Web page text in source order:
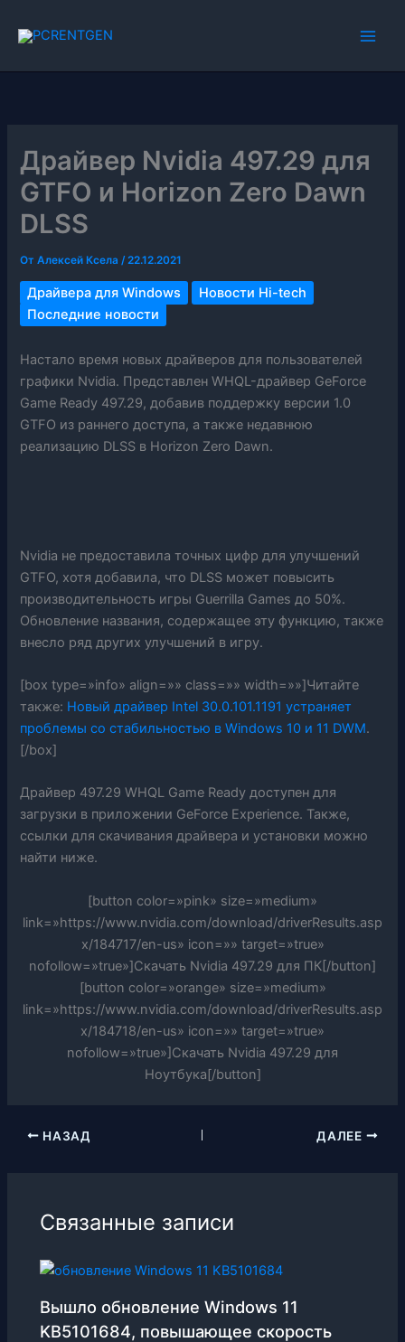
Драйвер Nvidia 497.29 для
GTFO и Horizon Zero Dawn
DLSS
ОтАлексей Ксела/22.12.2021
Драйвера для Windows
Новости Hi-tech
Последние новости
Настало время новых драйверов для пользователей
графики Nvidia. Представлен WHQL-драйвер GeForce
Game Ready 497.29, добавив поддержку версии 1.0
GTFO из раннего доступа, а также недавнюю
реализацию DLSS в Horizon Zero Dawn.
Nvidia не предоставила точных цифр для улучшений
GTFO, хотя добавила, что DLSS может повысить
производительность игры Guerrilla Games до 50%.
Обновление названия, содержащее эту функцию, также
внесло ряд других улучшений в игру.
[box type=»info» align=»» class=»» width=»»]Читайте
также: Новый драйвер Intel 30.0.101.1191 устраняет
проблемы со стабильностью в Windows 10 и 11 DWM.
[/box]
Драйвер 497.29 WHQL Game Ready доступен для
загрузки в приложении GeForce Experience. Также,
ссылки для скачивания драйвера и установки можно
найти ниже.
[button color=»pink» size=»medium»
link=»https://www.nvidia.com/download/driverResults.asp
x/184717/en-us» icon=»» target=»true»
nofollow=»true»]Скачать Nvidia 497.29 для ПК[/button]
[button color=»orange» size=»medium»
link=»https://www.nvidia.com/download/driverResults.asp
x/184718/en-us» icon=»» target=»true»
nofollow=»true»]Скачать Nvidia 497.29 для
Ноутбука[/button]
НАЗАД ДАЛЕЕ
Связанные записи
Вышло обновление Windows 11
KB5101684, повышающее скорость